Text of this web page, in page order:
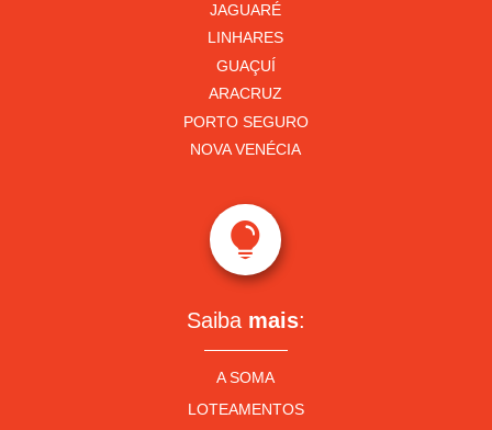
JAGUARÉ
LINHARES
GUAÇUÍ
ARACRUZ
PORTO SEGURO
NOVA VENÉCIA

Saiba mais:
A SOMA
LOTEAMENTOS